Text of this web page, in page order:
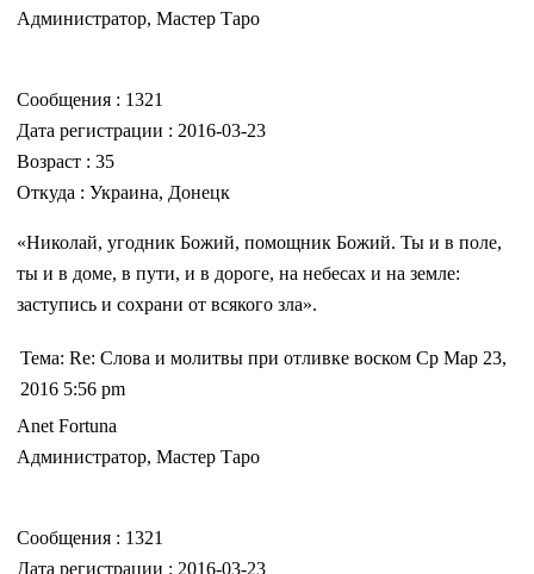
Администратор, Мастер Таро
Сообщения : 1321
Дата регистрации : 2016-03-23
Возраст : 35
Откуда : Украина, Донецк
«Николай, угодник Божий, помощник Божий. Ты и в поле,
ты и в доме, в пути, и в дороге, на небесах и на земле:
заступись и сохрани от всякого зла».
Тема: Re: Слова и молитвы при отливке воском Ср Мар 23,
2016 5:56 pm
Anet Fortuna
Администратор, Мастер Таро
Сообщения : 1321
Дата регистрации : 2016-03-23